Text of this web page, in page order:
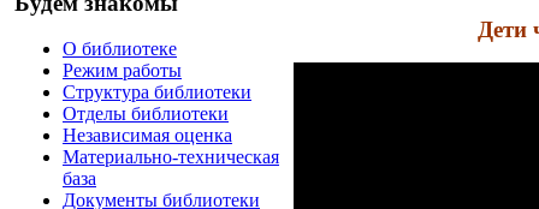
О библиотеке
Режим работы
Структура библиотеки
Отделы библиотеки
Независимая оценка
Материально-техническая
база
Документы библиотеки
Дети